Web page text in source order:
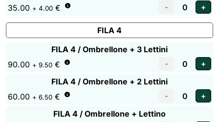
35.00 + 4.00 €
FILA 4
FILA 4 / Ombrellone + 3 Lettini
90.00 + 9.50 €
FILA 4 / Ombrellone + 2 Lettini
60.00 + 6.50 €
FILA 4 / Ombrellone + Lettino